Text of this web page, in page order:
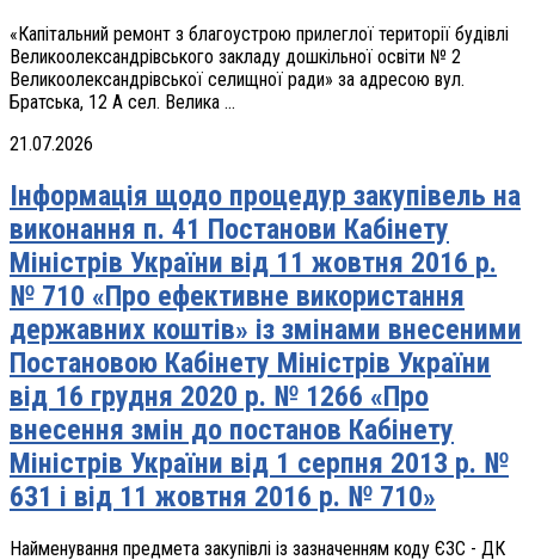
«Капітальний ремонт з благоустрою прилеглої території будівлі
Великоолександрівського закладу дошкільної освіти № 2
Великоолександрівської селищної ради» за адресою вул.
Братська, 12 А сел. Велика ...
21.07.2026
Інформація щодо процедур закупівель на
виконання п. 41 Постанови Кабінету
Міністрів України від 11 жовтня 2016 р.
№ 710 «Про ефективне використання
державних коштів» із змінами внесеними
Постановою Кабінету Міністрів України
від 16 грудня 2020 р. № 1266 «Про
внесення змін до постанов Кабінету
Міністрів України від 1 серпня 2013 р. №
631 і від 11 жовтня 2016 р. № 710»
Найменування предмета закупівлі із зазначенням коду ЄЗС - ДК